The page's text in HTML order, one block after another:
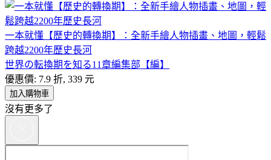
一本就懂【歷史的轉換期】：全新手繪人物插畫、地圖，輕鬆
跨越2200年歷史長河
世界の転換期を知る11章編集部【編】
優惠價: 7.9 折, 339 元
加入購物車
沒有更多了